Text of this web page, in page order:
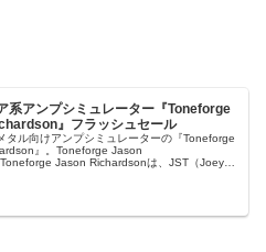
系アンプシミュレーター『Toneforge
』フラッシュセール
タル向けアンプシミュレーターの『Toneforge
』。Toneforge Jason
Jason Richardsonは、JST（Joey